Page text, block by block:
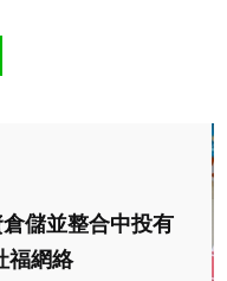
儲並整合中投有
福網絡